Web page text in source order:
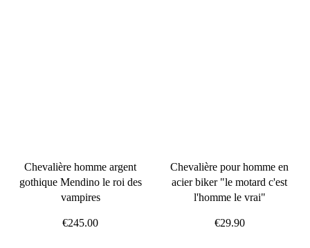
Chevalière homme argent
gothique Mendino le roi des
vampires
€245.00
Chevalière pour homme en
acier biker "le motard c'est
l'homme le vrai"
€29.90